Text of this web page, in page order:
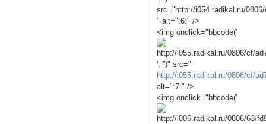
src="http://i054.radikal.ru/
" alt=":6:" />
<img onclick="bbcode('
', '')" src="
http://i055.radikal.ru/0806/cf/
alt=":7:" />
<img onclick="bbcode('